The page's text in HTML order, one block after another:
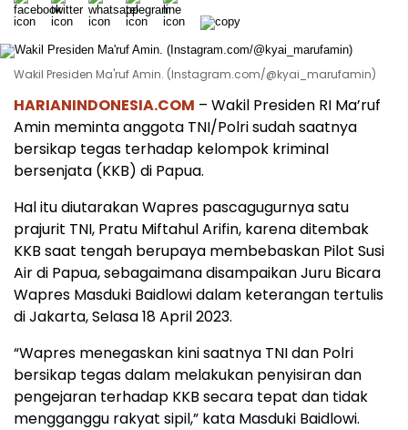
Wakil Presiden Ma'ruf Amin. (Instagram.com/@kyai_marufamin)
HARIANINDONESIA.COM – Wakil Presiden RI Ma’ruf
Amin meminta anggota TNI/Polri sudah saatnya
bersikap tegas terhadap kelompok kriminal
bersenjata (KKB) di Papua.
Hal itu diutarakan Wapres pascagugurnya satu
prajurit TNI, Pratu Miftahul Arifin, karena ditembak
KKB saat tengah berupaya membebaskan Pilot Susi
Air di Papua, sebagaimana disampaikan Juru Bicara
Wapres Masduki Baidlowi dalam keterangan tertulis
di Jakarta, Selasa 18 April 2023.
“Wapres menegaskan kini saatnya TNI dan Polri
bersikap tegas dalam melakukan penyisiran dan
pengejaran terhadap KKB secara tepat dan tidak
mengganggu rakyat sipil,” kata Masduki Baidlowi.